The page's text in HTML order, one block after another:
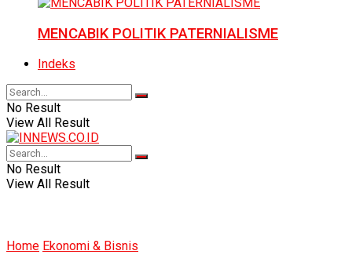
MENCABIK POLITIK PATERNIALISME
Indeks
No Result
View All Result
No Result
View All Result
Home Ekonomi & Bisnis